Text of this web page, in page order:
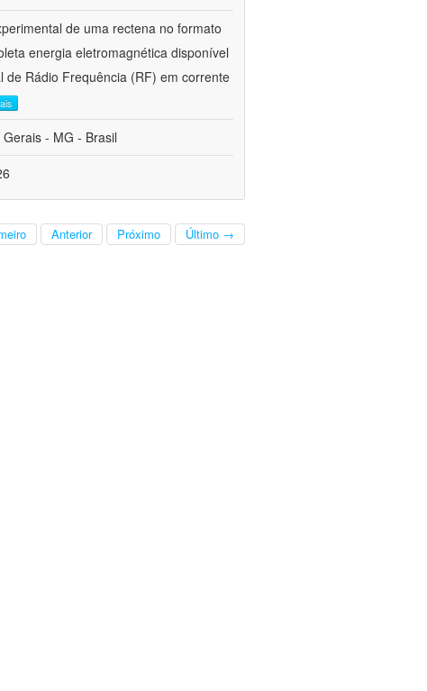
de uma rectena no formato
energia eletromagnética disponível
de Rádio Frequência (RF) em corrente
- MG - Brasil
Anterior Próximo Último →